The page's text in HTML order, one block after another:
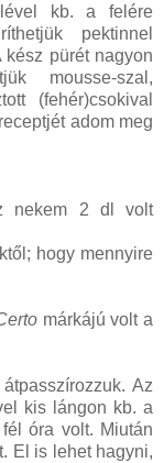
kb. a felére
pektinnel
pürét nagyon
mousse-szal,
(fehér)csokival
adom meg
nekem 2 dl volt
hogy mennyire
márkájú volt a
Az
kis lángon kb. a
óra volt. Miután
El is lehet hagyni,